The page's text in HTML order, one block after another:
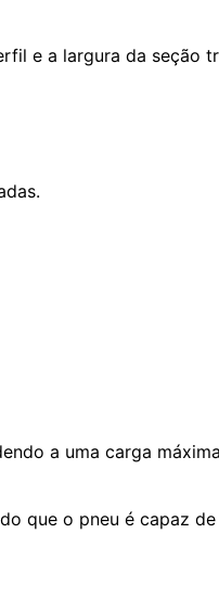
e a largura da seção
a uma carga
que o pneu é capaz